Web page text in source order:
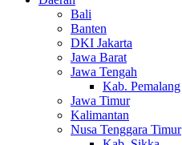
Bali
Banten
DKI Jakarta
Jawa Barat
Jawa Tengah
Kab. Pemalang
Jawa Timur
Kalimantan
Nusa Tenggara Timur